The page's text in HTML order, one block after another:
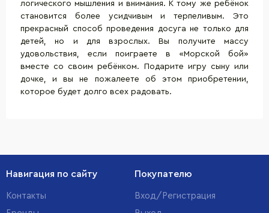
логического мышления и внимания. К тому же ребёнок
становится более усидчивым и терпеливым. Это
прекрасный способ проведения досуга не только для
детей, но и для взрослых. Вы получите массу
удовольствия, если поиграете в «Морской бой»
вместе со своим ребёнком. Подарите игру сыну или
дочке, и вы не пожалеете об этом приобретении,
которое будет долго всех радовать.
Навигация по сайту
Контакты
Покупателю
Вход/Регистрация